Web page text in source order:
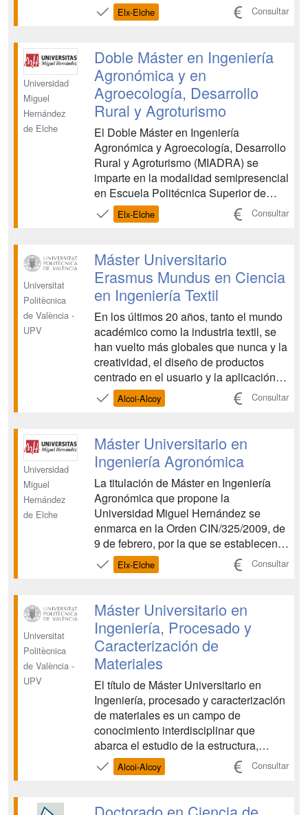
demandada profesión. El objetivo del
Máster en Ingeniería Industrial es
Ingeniería Industrial u otros grados de
la familia de la Ingeni...
Elx-Elche Consultar
Universidad
Miguel
Hernández
de Elche
Doble Máster en Ingeniería
Agronómica y en
Agroecología, Desarrollo
Rural y Agroturismo
El Doble Máster en Ingeniería
Agronómica y Agroecología, Desarrollo
Rural y Agroturismo (MIADRA) se
imparte en la modalidad semipresencial
en Escuela Politécnica Superior de
Orihuela (EPSO). El objetivo del Doble
Máster en MIADRA es formar
desenvolverse de manera eficiente en
el ámbito de la Ingeniería Agron...
Elx-Elche Consultar
Universitat
Politècnica
de València -
UPV
Máster Universitario
Erasmus Mundus en Ciencia
en Ingeniería Textil
En los últimos 20 años, tanto el mundo
académico como la industria textil, se
han vuelto más globales que nunca y la
creatividad, el diseño de productos
centrado en el usuario y la aplicación,
la comprensión multicultural, el
comportamiento empresarial y el
son vitales para ser líder en innovación.
Además, los ...
Alcoi-Alcoy Consultar
Universidad
Miguel
Hernández
de Elche
Máster Universitario en
Ingeniería Agronómica
La titulación de Máster en Ingeniería
Agronómica que propone la
Universidad Miguel Hernández se
enmarca en la Orden CIN/325/2009, de
9 de febrero, por la que se establecen
los requisitos para la verificación de los
títulos universitarios oficiales que
profesión de Ingeniero
Agrónomo.Teniendo en cuenta,
además, la n...
Elx-Elche Consultar
Universitat
Politècnica
de València -
UPV
Máster Universitario en
Ingeniería, Procesado y
Caracterización de
Materiales
El título de Máster Universitario en
Ingeniería, procesado y caracterización
de materiales es un campo de
conocimiento interdisciplinar que
abarca el estudio de la estructura,
propiedades, procesado y aplicaciones
de todo tipo de materiales; metálicos,
caracterización y procesado de
Alcoi-Alcoy Consultar